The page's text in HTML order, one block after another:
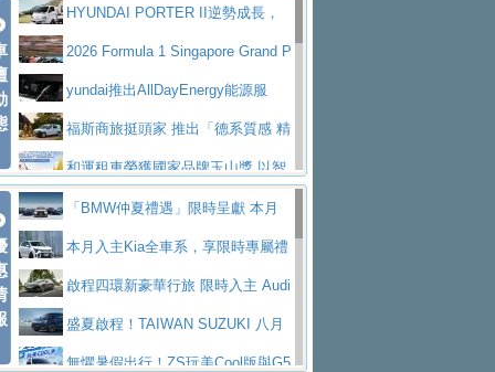
場
eugeot 208小改款發表上市94.8萬起
突然滿天都是小星星！ 台灣賓士突
襲式宣告全新 GLB 第四季上市即日起接單1
98萬起
台灣僅此一台 ! ROYAL ENFIELD
SHOTGUN 650 x ROUGH CRAFTS 限量特
仕版29日開放搶購
lari，0到100公里加速2.6秒、極速350公里
／小時
百年三叉戟傳奇再啟程 Maserati 重
返 1000 Miglia 傳承競速榮耀
法拉利首款純電跑車Luce亮相，最
大馬力超過1000匹並具備530公里最大續航
里程
小車大空間、座艙科技更先進，SK
ODA發表全新純電跨界休旅Eipq祭平民化車
價89萬起
賓士AMG.EA專屬平台首作，Merc
edes-AMG 全新GT 4-Door Coupe全球首發
福斯推出首款GTI純電性能掀背ID.
Polo GTI，擁有226匹馬力和零百加速 6.8
秒的實力
Jaguar 公布四門 GT車款正式車名
為JAGUAR TYPE 01
終於跟上進度，LEXUS發表首款三
排六座純電旗艦休旅 TZ
有錢也買不到的Golf R！福斯打造
全新Golf R 24h賽車將挑戰紐柏林24小時耐
久賽
SKODA公布全新小型純電跨界休旅
Epiq內裝設計，預計5月19日全球首發
福斯全新 ID. Polo 起跳價約台幣94
HYUNDAI PORTER II逆勢成長，
勇奪中型貨車銷售冠軍
2026 Formula 1 Singapore Grand P
rix 新加坡大獎賽 Audi 極速之旅開放報名
yundai推出AllDayEnergy能源服
務 讓電動車化身行動儲能系統
福斯商旅挺頭家 推出「德系質感 精
算圓夢」專案和運租車榮獲國家品牌玉山獎 以智
慧移動與綠能創新父親節霸氣獻禮！PGO 威力125 最
低入手價 $60,900 起 省油ｘ安全ｘ大空間
陪爸爸輕鬆
Toyota歐洲純電車銷量翻倍 2026
上半年成長113％
NISSAN X-TRAIL 上市首月銷量
躋身同級前3名Subaru推動燃油、油電與純電車混
線生產 以彈性製造應對市場變化
XFORCE攜手臺南祀典大天后宮 試
「BMW仲夏禮遇」限時呈獻 本月
入主即享尊榮豪華五星假期 多元優購方案
同步實施
本月入主Kia全車系，享限時專屬禮
遇 啟程四環新豪華行旅 限時入主 Audi
A6 旗艦陣容 低月付5,888元起及3 年乙式險
購置金
盛夏啟程！TAIWAN SUZUKI 八月
禮遇全面升級無懼暑假出行！ZS玩美Cool版與G5